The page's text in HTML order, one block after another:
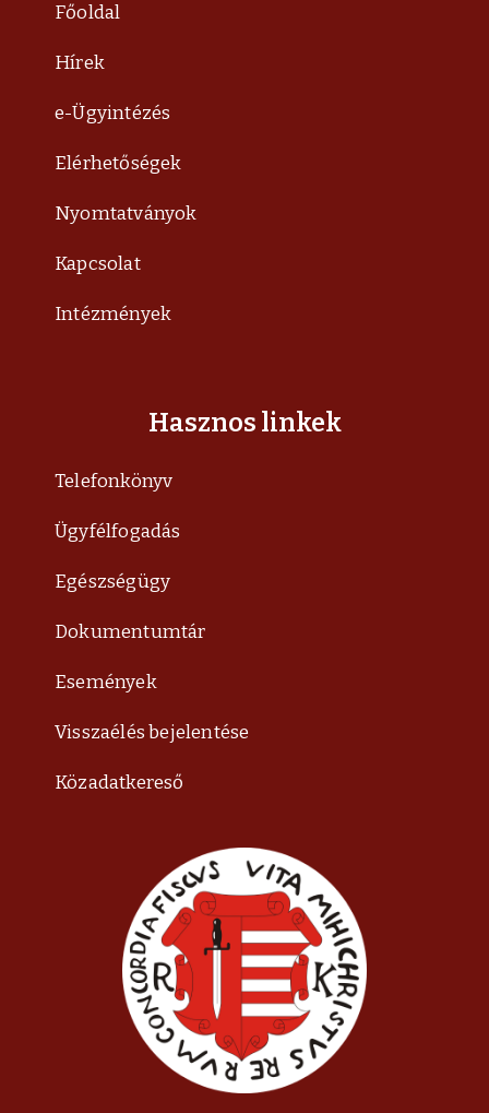
Hasznos linkek
Telefonkönyv
Ügyfélfogadás
Egészségügy
Dokumentumtár
Események
Visszaélés bejelentése
Közadatkereső
Főoldal
Hírek
e-Ügyintézés
Elérhetőségek
Nyomtatványok
Kapcsolat
Intézmények